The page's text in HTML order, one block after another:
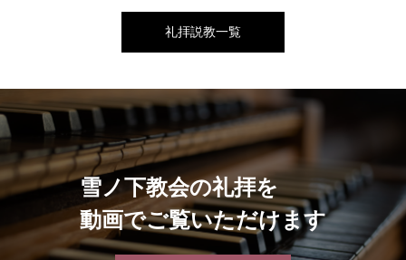
礼拝説教一覧
雪ノ下教会の礼拝を
動画でご覧いただけます